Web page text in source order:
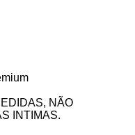
NÃO
INTIMAS.